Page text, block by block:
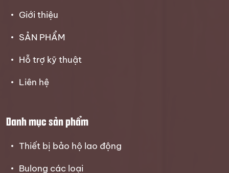
Giới thiệu
SẢN PHẨM
Hỗ trợ kỹ thuật
Liên hệ
Danh mục sản phẩm
Thiết bị bảo hộ lao động
Bulong các loại